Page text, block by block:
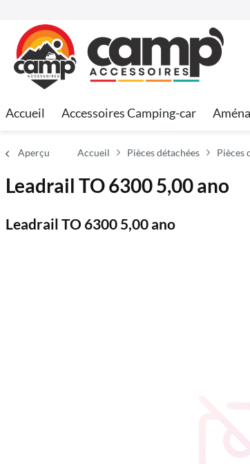
Accueil Accessoires Camping-car
Aperçu Accueil Pièces détachées Pièces
Leadrail TO 6300 5,00 ano
Leadrail TO 6300 5,00 ano